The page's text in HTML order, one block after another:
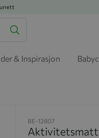
& Inspirasjon
BE-12807